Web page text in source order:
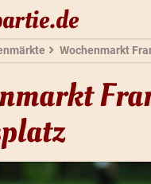
Wochenmarkt